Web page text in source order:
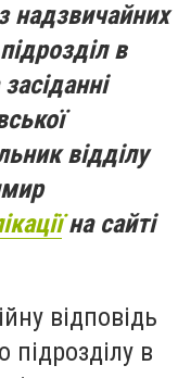
надзвичайних
в
відділу
на сайті
відповідь
в